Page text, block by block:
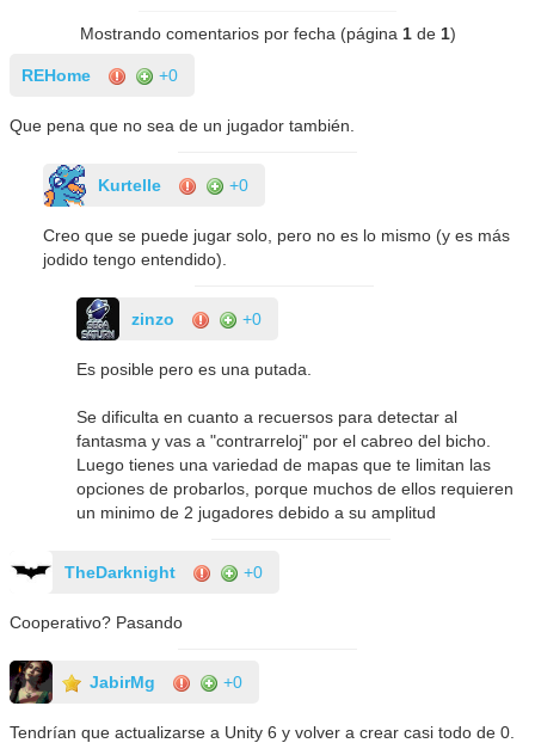
Mostrando comentarios por fecha (página 1de 1)
REHome +0
Que pena que no sea de un jugador también.
Kurtelle +0
Creo que se puede jugar solo, pero no es lo mismo (y es más
jodido tengo entendido).
zinzo +0
Es posible pero es una putada.
Se dificulta en cuanto a recuersos para detectar al
fantasma y vas a "contrarreloj" por el cabreo del bicho.
Luego tienes una variedad de mapas que te limitan las
opciones de probarlos, porque muchos de ellos requieren
un minimo de 2 jugadores debido a su amplitud
TheDarknight +0
Cooperativo? Pasando
JabirMg +0
Tendrían que actualizarse a Unity 6 y volver a crear casi todo de 0.